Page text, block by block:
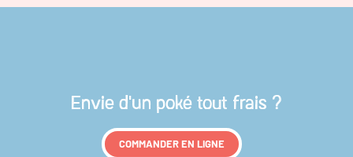
Envie d'un poké tout frais ?
COMMANDER EN LIGNE